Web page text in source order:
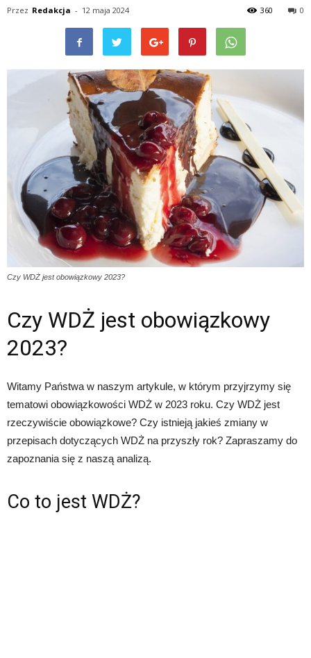
Przez Redakcja - 12 maja 2024 0
360
Czy WDŻ jest obowiązkowy 2023?
Czy WDŻ jest obowiązkowy
2023?
Witamy Państwa w naszym artykule, w którym przyjrzymy się
tematowi obowiązkowości WDŻ w 2023 roku. Czy WDŻ jest
rzeczywiście obowiązkowe? Czy istnieją jakieś zmiany w
przepisach dotyczących WDŻ na przyszły rok? Zapraszamy do
zapoznania się z naszą analizą.
Co to jest WDŻ?